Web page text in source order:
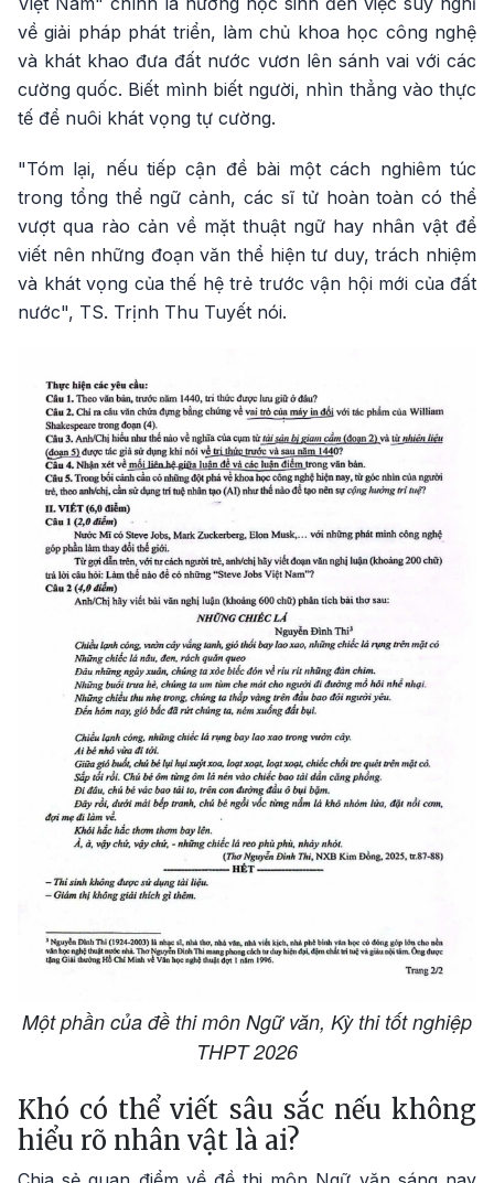
về giải pháp phát triển, làm chủ khoa học công nghệ
và khát khao đưa đất nước vươn lên sánh vai với các
cường quốc. Biết mình biết người, nhìn thẳng vào thực
tế để nuôi khát vọng tự cường.
"Tóm lại, nếu tiếp cận đề bài một cách nghiêm túc
trong tổng thể ngữ cảnh, các sĩ tử hoàn toàn có thể
vượt qua rào cản về mặt thuật ngữ hay nhân vật để
viết nên những đoạn văn thể hiện tư duy, trách nhiệm
và khát vọng của thế hệ trẻ trước vận hội mới của đất
nước", TS. Trịnh Thu Tuyết nói.
Một phần của đề thi môn Ngữ văn, Kỳ thi tốt nghiệp
THPT 2026
Khó có thể viết sâu sắc nếu không
hiểu rõ nhân vật là ai?